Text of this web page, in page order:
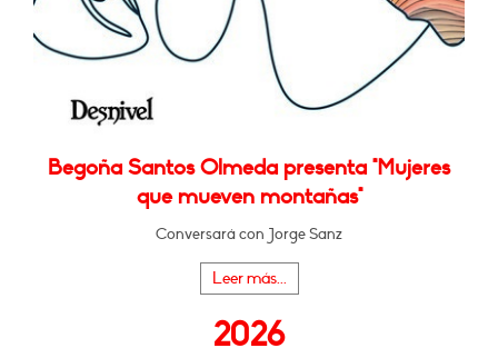
Begoña Santos Olmeda presenta "Mujeres
que mueven montañas"
Conversará con Jorge Sanz
Leer más...
2026